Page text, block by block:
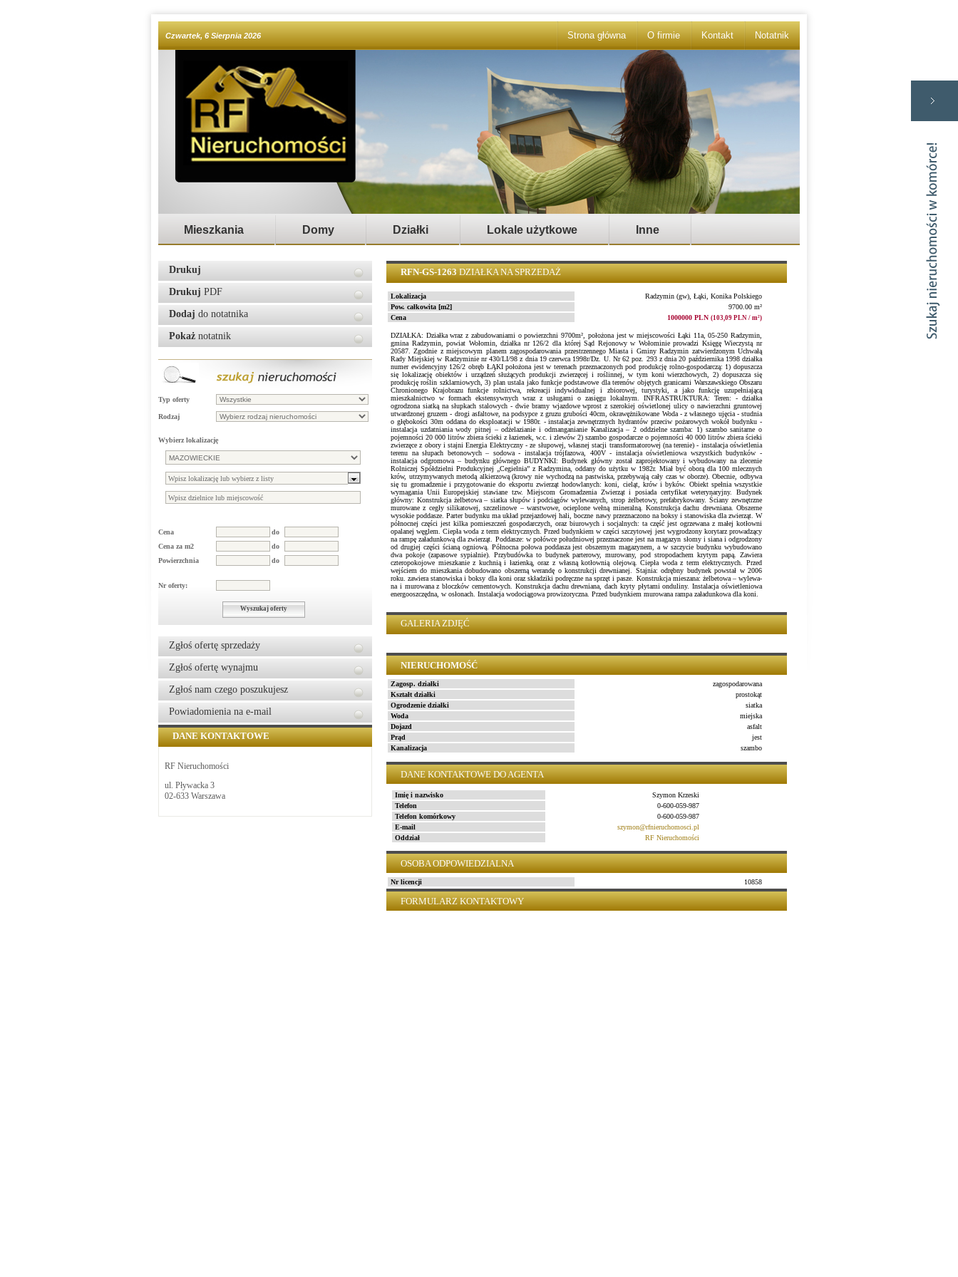
Czwartek, 6 Sierpnia 2026 Strona główna O firmie Kontakt Notatnik
Mieszkania Domy Działki Lokale użytkowe Inne
Drukuj
Drukuj PDF
Dodaj do notatnika
Pokaż notatnik
Typ oferty
Rodzaj
Wybierz lokalizację
Cena
do
Cena za m2
do
Powierzchnia
do
Nr oferty:
Wyszukaj oferty
Zgłoś ofertę sprzedaży
Zgłoś ofertę wynajmu
Zgłoś nam czego poszukujesz
Powiadomienia na e-mail
DANE KONTAKTOWE
RF Nieruchomości
ul. Pływacka 3
02-633 Warszawa
RFN-GS-1263DZIAŁKA NA SPRZEDAŻ
Lokalizacja
Radzymin (gw), Łąki, Konika Polskiego
Pow. całkowita [m2]
9700.00 m²
Cena
1000000 PLN (103,09 PLN / m²)
DZIAŁKA: Działka wraz z zabudowaniami o powierzchni 9700m², położona jest w miejscowości Łąki 11a, 05-250 Radzymin,
gmina Radzymin, powiat Wołomin, działka nr 126/2 dla której Sąd Rejonowy w Wołominie prowadzi Księgę Wieczystą nr
20587. Zgodnie z miejscowym planem zagospodarowania przestrzennego Miasta i Gminy Radzymin zatwierdzonym Uchwałą
Rady Miejskiej w Radzyminie nr 430/LI/98 z dnia 19 czerwca 1998r/Dz. U. Nr 62 poz. 293 z dnia 20 października 1998 działka
numer ewidencyjny 126/2 obręb ŁĄKI położona jest w terenach przeznaczonych pod produkcję rolno-gospodarczą: 1) dopuszcza
się lokalizację obiektów i urządzeń służących produkcji zwierzęcej i roślinnej, w tym koni wierzchowych, 2) dopuszcza się
produkcję roślin szklarniowych, 3) plan ustala jako funkcje podstawowe dla terenów objętych granicami Warszawskiego Obszaru
Chronionego Krajobrazu funkcje rolnictwa, rekreacji indywidualnej i zbiorowej, turystyki, a jako funkcję uzupełniającą
mieszkalnictwo w formach ekstensywnych wraz z usługami o zasięgu lokalnym. INFRASTRUKTURA: Teren: - działka
ogrodzona siatką na słupkach stalowych - dwie bramy wjazdowe wprost z szerokiej oświetlonej ulicy o nawierzchni gruntowej
utwardzonej gruzem - drogi asfaltowe, na podsypce z gruzu grubości 40cm, okrawężnikowane Woda - z własnego ujęcia - studnia
o głębokości 30m oddana do eksploatacji w 1980r. - instalacja zewnętrznych hydrantów przeciw pożarowych wokół budynku -
instalacja uzdatniania wody pitnej – odżelazianie i odmanganianie Kanalizacja – 2 oddzielne szamba: 1) szambo sanitarne o
pojemności 20 000 litrów zbiera ścieki z łazienek, w.c. i zlewów 2) szambo gospodarcze o pojemności 40 000 litrów zbiera ścieki
zwierzęce z obory i stajni Energia Elektryczny - ze słupowej, własnej stacji transformatorowej (na terenie) - instalacja oświetlenia
terenu na słupach betonowych – sodowa - instalacja trójfazowa, 400V - instalacja oświetleniowa wszystkich budynków -
instalacja odgromowa – budynku głównego BUDYNKI: Budynek główny został zaprojektowany i wybudowany na zlecenie
Rolniczej Spółdzielni Produkcyjnej „Cegielnia” z Radzymina, oddany do użytku w 1982r. Miał być oborą dla 100 mlecznych
krów, utrzymywanych metodą alkierzową (krowy nie wychodzą na pastwiska, przebywają cały czas w oborze). Obecnie, odbywa
się tu gromadzenie i przygotowanie do eksportu zwierząt hodowlanych: koni, cieląt, krów i byków. Obiekt spełnia wszystkie
wymagania Unii Europejskiej stawiane tzw. Miejscom Gromadzenia Zwierząt i posiada certyfikat weterynaryjny. Budynek
główny: Konstrukcja żelbetowa – siatka słupów i podciągów wylewanych, strop żelbetowy, prefabrykowany. Ściany zewnętrzne
murowane z cegły silikatowej, szczelinowe – warstwowe, ocieplone wełną mineralną. Konstrukcja dachu drewniana. Obszerne
wysokie poddasze. Parter budynku ma układ przejazdowej hali, boczne nawy przeznaczono na boksy i stanowiska dla zwierząt. W
północnej części jest kilka pomieszczeń gospodarczych, oraz biurowych i socjalnych: ta część jest ogrzewana z małej kotłowni
opalanej węglem. Ciepła woda z term elektrycznych. Przed budynkiem w części szczytowej jest wygrodzony korytarz prowadzący
na rampę załadunkową dla zwierząt. Poddasze: w połówce południowej przeznaczone jest na magazyn słomy i siana i odgrodzony
od drugiej części ścianą ogniową. Północna połowa poddasza jest obszernym magazynem, a w szczycie budynku wybudowano
dwa pokoje (zapasowe sypialnie). Przybudówka to budynek parterowy, murowany, pod stropodachem krytym papą. Zawiera
czteropokojowe mieszkanie z kuchnią i łazienką, oraz z własną kotłownią olejową. Ciepła woda z term elektrycznych. Przed
wejściem do mieszkania dobudowano obszerną werandę o konstrukcji drewnianej. Stajnia: odrębny budynek powstał w 2006
roku. zawiera stanowiska i boksy dla koni oraz składziki podręczne na sprzęt i pasze. Konstrukcja mieszana: żelbetowa – wylewa-
na i murowana z bloczków cementowych. Konstrukcja dachu drewniana, dach kryty płytami onduliny. Instalacja oświetleniowa
energooszczędna, w osłonach. Instalacja wodociągowa prowizoryczna. Przed budynkiem murowana rampa załadunkowa dla koni.
GALERIA ZDJĘĆ
NIERUCHOMOŚĆ
Zagosp. działki
zagospodarowana
Kształt działki
prostokąt
Ogrodzenie działki
siatka
Woda
miejska
Dojazd
asfalt
Prąd
jest
Kanalizacja
szambo
DANE KONTAKTOWE DO AGENTA
Imię i nazwisko
Szymon Krzeski
Telefon
0-600-059-987
Telefon komórkowy
0-600-059-987
E-mail
szymon@rfnieruchomosci.pl
Oddział
RF Nieruchomości
OSOBA ODPOWIEDZIALNA
Nr licencji 10858
FORMULARZ KONTAKTOWY